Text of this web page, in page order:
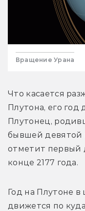
Вращение Урана
Что касается
Плутона, его год
Плутонец,
бывшей девятой
отметит первый
конце 2177 года.
Год на Плутоне
движется по